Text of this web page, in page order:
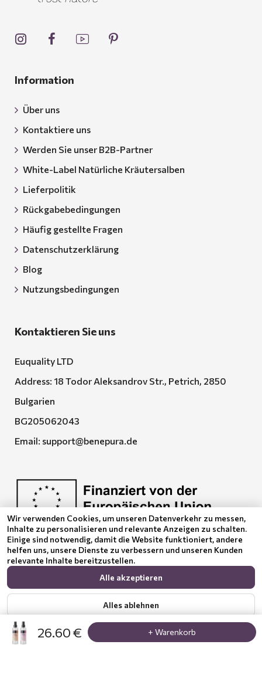
26.60 € + Warenkorb
Information
Über uns
Kontaktiere uns
Werden Sie unser B2B-Partner
White-Label Natürliche Kräutersalben
Lieferpolitik
Rückgabebedingungen
Häufig gestellte Fragen
Datenschutzerklärung
Blog
Nutzungsbedingungen
Kontaktieren Sie uns
Euquality LTD
Address: 18 Todor Aleksandrov Str., Petrich, 2850
Bulgarien
BG205062043
Email: support@benepura.de
Euquality LTD führt den Vertrag No. BG-RRP-3.005-
2120-C01
© 2024 Benepura Trust Nature. All Rights Reserved
Wir verwenden Cookies, um unseren Datenverkehr zu messen,
Inhalte zu personalisieren und relevante Anzeigen zu schalten.
Einige sind notwendig, damit die Website funktioniert, andere
helfen uns, unsere Dienste zu verbessern und unseren Kunden
relevante Inhalte bereitzustellen.
Alle akzeptieren
Alles ablehnen
Zeig mehr Datenschutzerklärung